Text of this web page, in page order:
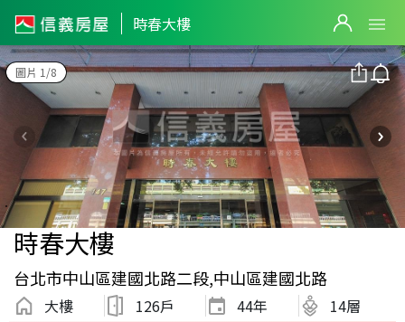
時春大樓
圖片 1/8
時春大樓
台北市中山區建國北路二段,中山區建國北路
大樓 126戶 44年 14層